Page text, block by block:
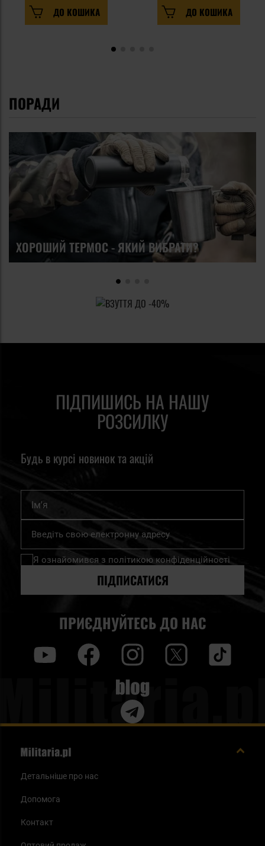
ДО КОШИКА ДО КОШИКА
ПОРАДИ
ХОРОШИЙ ТЕРМОС - ЯКИЙ ВИБРАТИ?
ПІДПИШИСЬ НА НАШУ
РОЗСИЛКУ
Будь в курсі новинок та акцій
Підпишіться
нашу
розсилку
Я ознайомився з політикою конфіденційності
ПІДПИСАТИСЯ
ПРИЄДНУЙТЕСЬ ДО НАС
Blog
Детальніше про нас
Допомога
Контакт